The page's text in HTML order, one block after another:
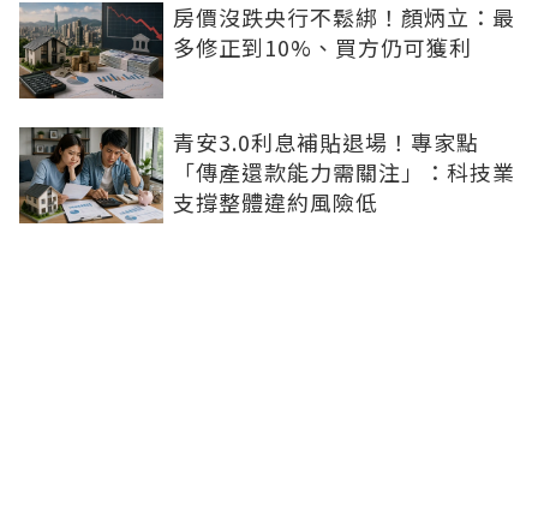
房價沒跌央行不鬆綁！顏炳立：最
多修正到10%、買方仍可獲利
青安3.0利息補貼退場！專家點
「傳產還款能力需關注」：科技業
支撐整體違約風險低